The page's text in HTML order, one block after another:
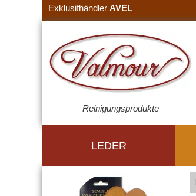
Exklusifhändler AVEL
Reinigungsprodukte
LEDER